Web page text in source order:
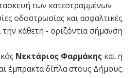
των κατεστραμμένων
οδοστρωσίας και ασφαλτικές
την κάθετη - οριζόντια σήμανση .
Νεκτάριος Φαρμάκης και η
έμπρακτα δίπλα στους Δήμους.